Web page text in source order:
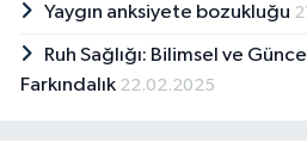
Yaygın anksiyete bozukluğu
Ruh Sağlığı: Bilimsel ve
Farkındalık 22.02.2025